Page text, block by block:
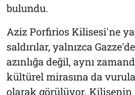
bulundu.
Aziz Porfirios Kilisesi'ne
saldırılar, yalnızca
azınlığa değil, aynı
kültürel mirasına da
olarak görülüyor. Kilisenin